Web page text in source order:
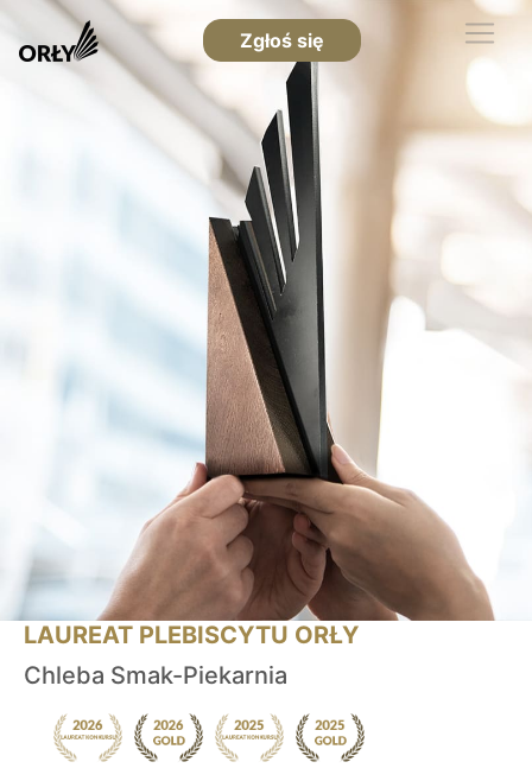
Zgłoś się
LAUREAT PLEBISCYTU ORŁY
Chleba Smak-Piekarnia